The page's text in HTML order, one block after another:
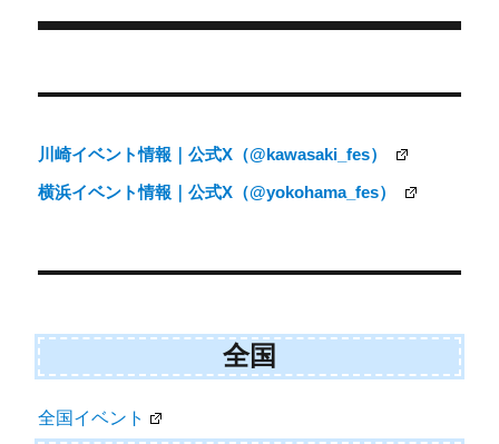
稿
ナ
ビ
ー
ョ
川崎イベント情報｜公式X（@kawasaki_fes）
横浜イベント情報｜公式X（@yokohama_fes）
全国
全国イベント